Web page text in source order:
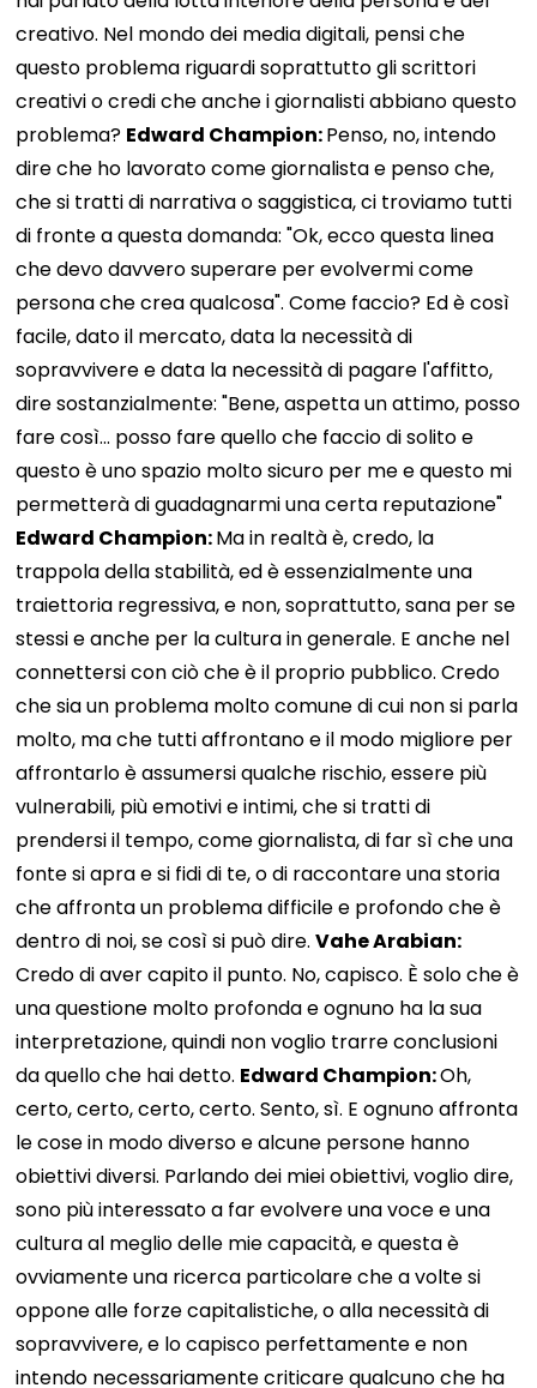
creativo. Nel mondo dei media digitali, pensi che
questo problema riguardi soprattutto gli scrittori
creativi o credi che anche i giornalisti abbiano questo
problema? Edward Champion:Penso, no, intendo
dire che ho lavorato come giornalista e penso che,
che si tratti di narrativa o saggistica, ci troviamo tutti
di fronte a questa domanda: "Ok, ecco questa linea
che devo davvero superare per evolvermi come
persona che crea qualcosa". Come faccio? Ed è così
facile, dato il mercato, data la necessità di
sopravvivere e data la necessità di pagare l'affitto,
dire sostanzialmente: "Bene, aspetta un attimo, posso
fare così... posso fare quello che faccio di solito e
questo è uno spazio molto sicuro per me e questo mi
permetterà di guadagnarmi una certa reputazione"
Edward Champion:Ma in realtà è, credo, la
trappola della stabilità, ed è essenzialmente una
traiettoria regressiva, e non, soprattutto, sana per se
stessi e anche per la cultura in generale. E anche nel
connettersi con ciò che è il proprio pubblico. Credo
che sia un problema molto comune di cui non si parla
molto, ma che tutti affrontano e il modo migliore per
affrontarlo è assumersi qualche rischio, essere più
vulnerabili, più emotivi e intimi, che si tratti di
prendersi il tempo, come giornalista, di far sì che una
fonte si apra e si fidi di te, o di raccontare una storia
che affronta un problema difficile e profondo che è
dentro di noi, se così si può dire.Vahe Arabian:
Credo di aver capito il punto. No, capisco. È solo che è
una questione molto profonda e ognuno ha la sua
interpretazione, quindi non voglio trarre conclusioni
da quello che hai detto. Edward Champion:Oh,
certo, certo, certo, certo. Sento, sì. E ognuno affronta
le cose in modo diverso e alcune persone hanno
obiettivi diversi. Parlando dei miei obiettivi, voglio dire,
sono più interessato a far evolvere una voce e una
cultura al meglio delle mie capacità, e questa è
ovviamente una ricerca particolare che a volte si
oppone alle forze capitalistiche, o alla necessità di
sopravvivere, e lo capisco perfettamente e non
intendo necessariamente criticare qualcuno che ha